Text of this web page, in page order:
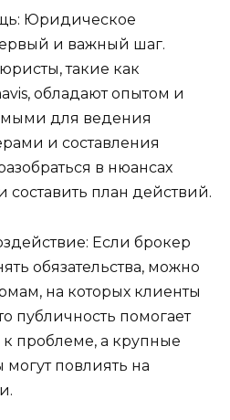
Юридическое
и важный шаг.
такие как
обладают опытом и
для ведения
и составления
в нюансах
составить план действий.
Если брокер
обязательства, можно
на которых клиенты
публичность помогает
проблеме, а крупные
повлиять на